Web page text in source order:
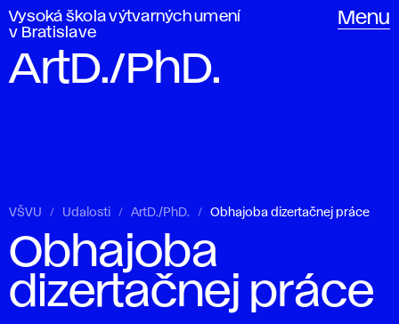
Vysoká škola výtvarných umení
v Bratislave
Menu
ArtD./PhD.
VŠVU Udalosti ArtD./PhD. Obhajoba dizertačnej práce
Obhajoba
dizertačnej práce